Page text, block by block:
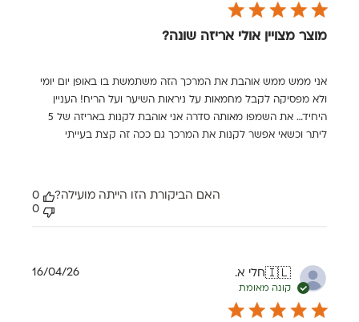
מוצר מצויין אולי אריזה שונה?
אני ממש ממש אוהבת את המרכך הזה משתמשת בו באופן יום יומי
ולא מפסיקה לקבל מחמאות על ניראות השיער ועל הריח! העניין
היחיד… את השמפו מאותה סדרה אני אוהבת לקנות באריזה של 5
ליתר וכשאי אפשר לקנות את המרכך גם ככה זה קצת בעייתי
האם הביקורת הזו הייתה מועילה?
0
0
🇮🇱חלי א.
קונה מאומת
תאריך16/04/26